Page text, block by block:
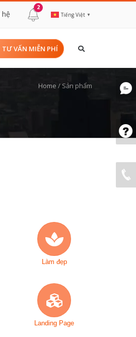
hệ
2
Tiếng Việt ▼
TƯ VẤN MIỄN PHÍ
Home / Sản phẩm
Làm đẹp
Landing Page